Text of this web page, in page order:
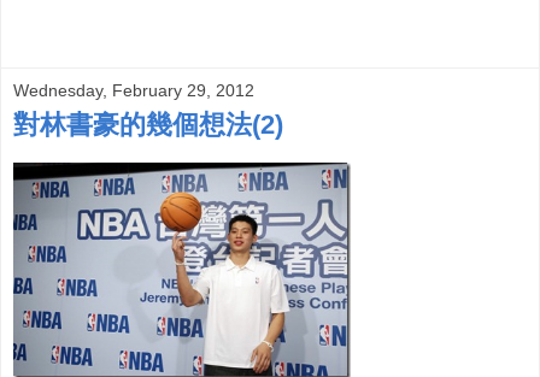
Wednesday, February 29, 2012
對林書豪的幾個想法(2)